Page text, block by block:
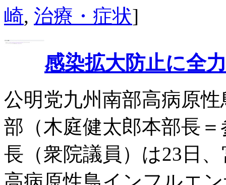
崎, 治療・症状]
感染拡大防止に全力
公明党九州南部高病原
部（木庭健太郎本部長
長（衆院議員）は23日